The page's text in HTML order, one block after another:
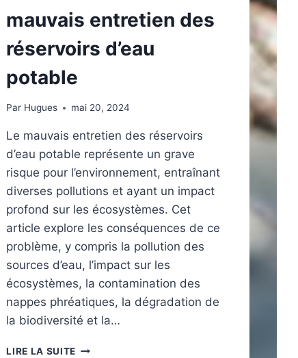
mauvais entretien des
réservoirs d’eau
potable
Par Hugues mai 20, 2024
Le mauvais entretien des réservoirs
d’eau potable représente un grave
risque pour l’environnement, entraînant
diverses pollutions et ayant un impact
profond sur les écosystèmes. Cet
article explore les conséquences de ce
problème, y compris la pollution des
sources d’eau, l’impact sur les
écosystèmes, la contamination des
nappes phréatiques, la dégradation de
la biodiversité et la…
LIRE LA SUITE LES